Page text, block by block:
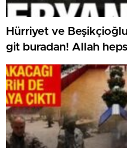
Hürriyet ve
git buradan! Allah